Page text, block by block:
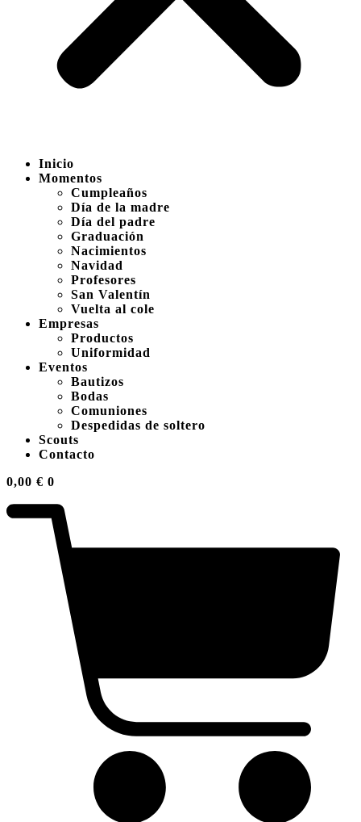
Inicio
Momentos
Cumpleaños
Día de la madre
Día del padre
Graduación
Nacimientos
Navidad
Profesores
San Valentín
Vuelta al cole
Empresas
Productos
Uniformidad
Eventos
Bautizos
Bodas
Comuniones
Despedidas de soltero
Scouts
Contacto
0,00 € 0